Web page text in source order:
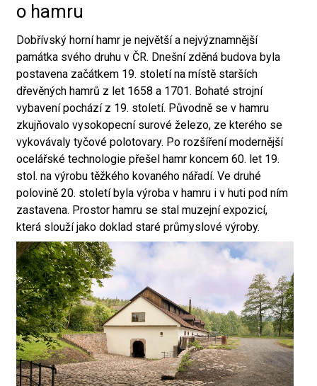
o hamru
Dobřívský horní hamr je největší a nejvýznamnější
památka svého druhu v ČR. Dnešní zděná budova byla
postavena začátkem 19. století na místě starších
dřevěných hamrů z let 1658 a 1701. Bohaté strojní
vybavení pochází z 19. století. Původně se v hamru
zkujňovalo vysokopecní surové železo, ze kterého se
vykovávaly tyčové polotovary. Po rozšíření modernější
ocelářské technologie přešel hamr koncem 60. let 19.
stol. na výrobu těžkého kovaného nářadí. Ve druhé
polovině 20. století byla výroba v hamru i v huti pod ním
zastavena. Prostor hamru se stal muzejní expozicí,
která slouží jako doklad staré průmyslové výroby.